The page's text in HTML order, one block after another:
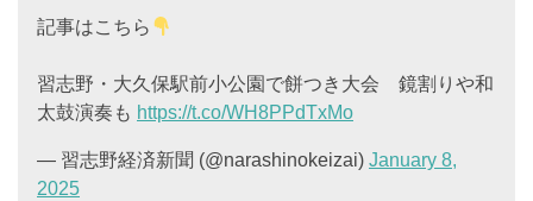
記事はこちら
習志野・大久保駅前小公園で餅つき大会 鏡割りや和
太鼓演奏も https://t.co/WH8PPdTxMo
— 習志野経済新聞 (@narashinokeizai) January 8,
2025